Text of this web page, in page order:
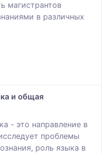
магистрантов
в различных
и общая
- это направление в
проблемы
роль языка в